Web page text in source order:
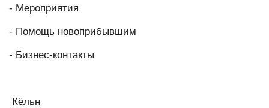
- Мероприятия
- Помощь новоприбывшим
- Бизнес-контакты
Кёльн